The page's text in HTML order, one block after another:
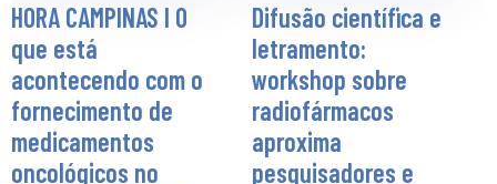
HORA CAMPINAS I O
que está
acontecendo com o
fornecimento de
medicamentos
oncológicos no
Difusão científica e
letramento:
workshop sobre
radiofármacos
aproxima
pesquisadores e